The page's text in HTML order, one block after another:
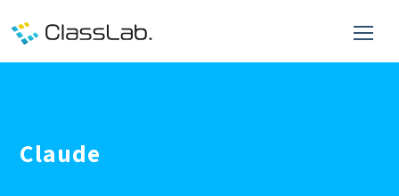
Claude